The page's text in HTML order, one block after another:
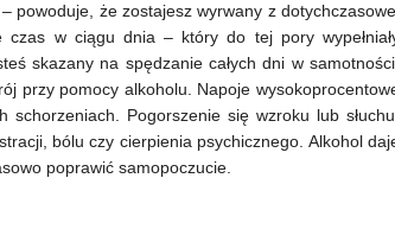
powoduje, że zostajesz wyrwany z
w ciągu dnia – który do tej pory
skazany na spędzanie całych dni w
przy pomocy alkoholu. Napoje
Pogorszenie się wzroku lub
bólu czy cierpienia psychicznego. Alkohol
poprawić samopoczucie.